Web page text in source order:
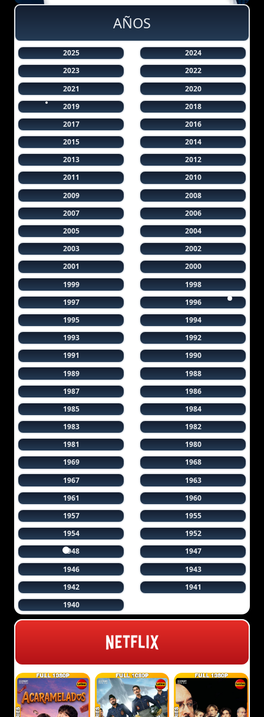
AÑOS
2025
2024
2023
2022
2021
2020
2019
2018
2017
2016
2015
2014
2013
2012
2011
2010
2009
2008
2007
2006
2005
2004
2003
2002
2001
2000
1999
1998
1997
1996
1995
1994
1993
1992
1991
1990
1989
1988
1987
1986
1985
1984
1983
1982
1981
1980
1969
1968
1967
1963
1961
1960
1957
1955
1954
1952
1948
1947
1946
1943
1942
1941
1940